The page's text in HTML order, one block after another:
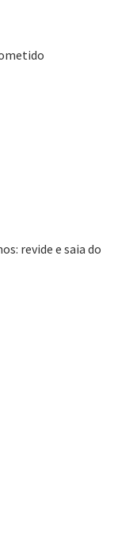
revide e saia do